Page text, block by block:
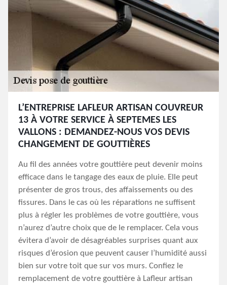
L’ENTREPRISE LAFLEUR ARTISAN COUVREUR
13 À VOTRE SERVICE À SEPTEMES LES
VALLONS : DEMANDEZ-NOUS VOS DEVIS
CHANGEMENT DE GOUTTIÈRES
Au fil des années votre gouttière peut devenir moins
efficace dans le tangage des eaux de pluie. Elle peut
présenter de gros trous, des affaissements ou des
fissures. Dans le cas où les réparations ne suffisent
plus à régler les problèmes de votre gouttière, vous
n’aurez d’autre choix que de le remplacer. Cela vous
évitera d’avoir de désagréables surprises quant aux
risques d’érosion que peuvent causer l’humidité aussi
bien sur votre toit que sur vos murs. Confiez le
remplacement de votre gouttière à Lafleur artisan